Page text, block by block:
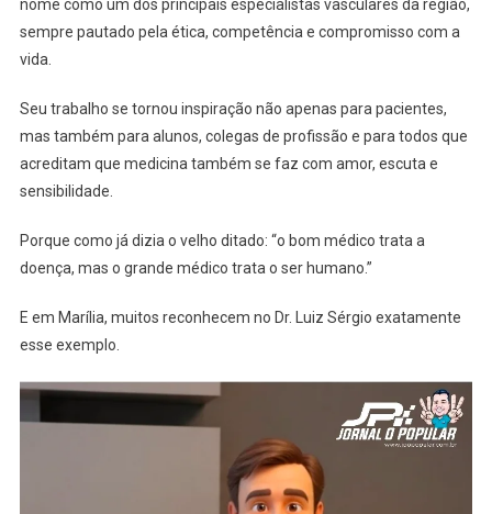
nome como um dos principais especialistas vasculares da região,
sempre pautado pela ética, competência e compromisso com a
vida.
Seu trabalho se tornou inspiração não apenas para pacientes,
mas também para alunos, colegas de profissão e para todos que
acreditam que medicina também se faz com amor, escuta e
sensibilidade.
Porque como já dizia o velho ditado: “o bom médico trata a
doença, mas o grande médico trata o ser humano.”
E em Marília, muitos reconhecem no Dr. Luiz Sérgio exatamente
esse exemplo.